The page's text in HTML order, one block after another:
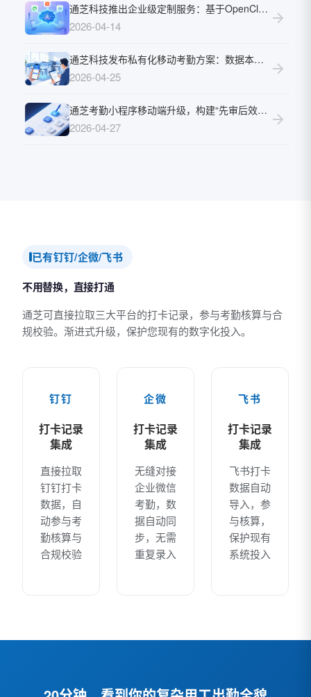
通芝科技推出企业级定制服务：基于OpenClaw的自动化考勤集成项目，助力企业实现微信/飞书/钉钉自然语言交互考勤
2026-04-14
通芝科技发布私有化移动考勤方案：数据本地存储，全终端赋能企业敏捷管理
2026-04-25
通芝考勤小程序移动端升级，构建“先审后效、随时撤回”的精细化申请审批闭环
2026-04-27
已有钉钉/企微/飞书
不用替换，直接打通
通芝可直接拉取三大平台的打卡记录，参与考勤核算与合
规校验。渐进式升级，保护您现有的数字化投入。
钉钉
打卡记录
集成
直接拉取
钉钉打卡
数据，自
动参与考
勤核算与
合规校验
企微
打卡记录
集成
无缝对接
企业微信
考勤，数
据自动同
步，无需
重复录入
飞书
打卡记录
集成
飞书打卡
数据自动
导入，参
与核算，
保护现有
系统投入